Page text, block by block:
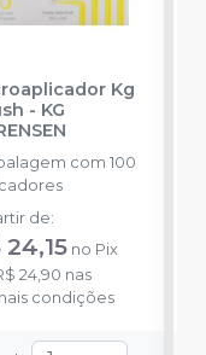
Kg
- KG
com 100
de:
24,15 no Pix
24,90 nas
condições